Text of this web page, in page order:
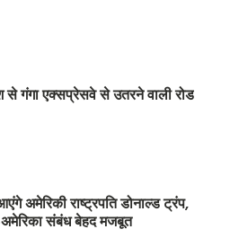
गंगा एक्सप्रेसवे से उतरने वाली रोड
अमेरिकी राष्ट्रपति डोनाल्ड ट्रंप,
अमेरिका संबंध बेहद मजबूत